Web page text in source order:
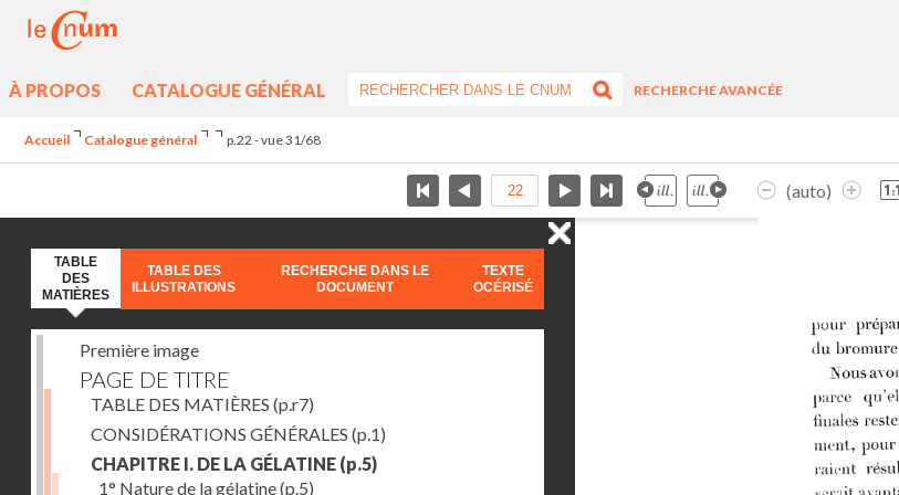
À PROPOS CATALOGUE GÉNÉRAL
RECHERCHE AVANCÉE
Accueil Catalogue général p.22 - vue 31/68
(auto)
TABLE
DES
MATIÈRES
TABLE DES
ILLUSTRATIONS
RECHERCHE DANS LE
DOCUMENT
TEXTE
OCÉRISÉ
Première image
PAGE DE TITRE
TABLE DES MATIÈRES (p.r7)
CONSIDÉRATIONS GÉNÉRALES (p.1)
CHAPITRE I. DE LA GÉLATINE (p.5)
1° Nature de la gélatine(p.5)